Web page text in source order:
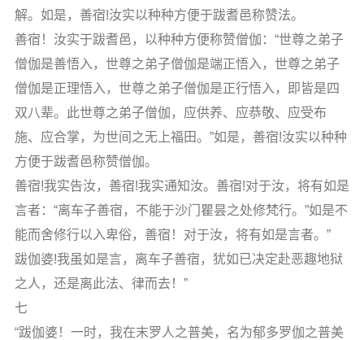
解。如是，善宿!汝实以种种方便于跋耆邑称赞法。
善宿！汝实于跋耆邑，以种种方便称赞僧伽：“世尊之弟子
僧伽是善悟入，世尊之弟子僧伽是端正悟入，世尊之弟子
僧伽是正理悟入，世尊之弟子僧伽是正行悟入，即皆是四
双八辈。此世尊之弟子僧伽，应供养、应恭敬、应受布
施、应合掌，为世间之无上福田。”如是，善宿!汝实以种种
方便于跋耆邑称赞僧伽。
善宿!我实告汝，善宿!我实通知汝。善宿!对于汝，将有如是
言者：“离车子善宿，不能于沙门瞿昙之处修梵行。”如是不
能而舍修行以入卑俗，善宿！对于汝，将有如是言者。”
跋伽婆!我虽如是言，离车子善宿，犹如已决定赴恶趣地狱
之人，还是离此法、律而去！”
七
“跋伽婆！一时，我在末罗人之普美，名为郁多罗伽之普美